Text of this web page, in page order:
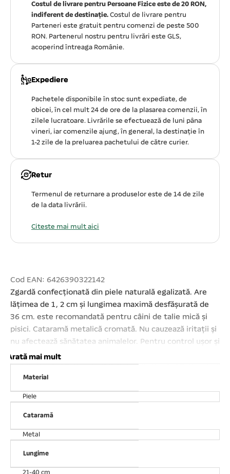
Costul de livrare pentru Persoane Fizice este de 20 RON,
indiferent de destinație. Costul de livrare pentru
Parteneri este gratuit pentru comenzi de peste 500
RON. Partenerul nostru pentru livrări este GLS,
acoperind întreaga Românie.
Expediere
Pachetele disponibile în stoc sunt expediate, de
obicei, în cel mult 24 de ore de la plasarea comenzii, în
zilele lucratoare. Livrările se efectuează de luni pâna
vineri, iar comenzile ajung, în general, la destinație în
1-2 zile de la preluarea pachetului de către curier.
Retur
Termenul de returnare a produselor este de 14 de zile
de la data livrării.
Citeste mai mult aici
Cod EAN: 6426390322142
Zgardă confecționată din piele naturală egalizată. Are
lățimea de 1, 2 cm și lungimea maximă desfășurată de
36 cm. este recomandată pentru câini de talie mică și
pisici. Cataramă metalică cromată. Nu cauzează iritații și
nu afectează sănătatea animalelor. Pentru control ușor și
plimbat câine. Comodă. Se vinde ambalat câte 5
buc/set! Prețul afișat este per buc!
Arată mai mult
Material
Piele
Cataramă
Metal
Lungime